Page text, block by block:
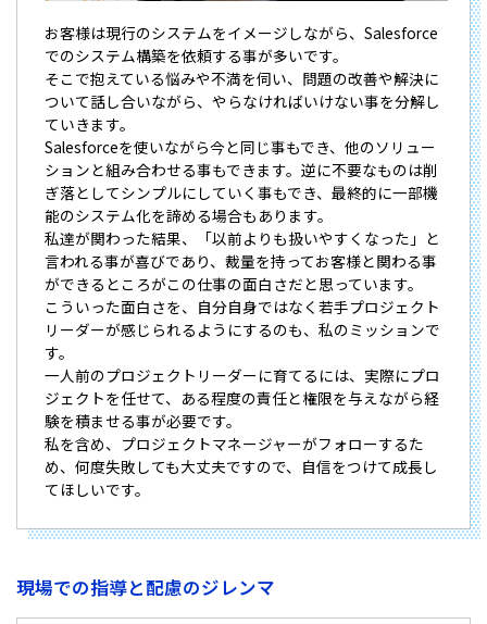
お客様は現行のシステムをイメージしながら、Salesforce
でのシステム構築を依頼する事が多いです。
そこで抱えている悩みや不満を伺い、問題の改善や解決に
ついて話し合いながら、やらなければいけない事を分解し
ていきます。
Salesforceを使いながら今と同じ事もでき、他のソリュー
ションと組み合わせる事もできます。逆に不要なものは削
ぎ落としてシンプルにしていく事もでき、最終的に一部機
能のシステム化を諦める場合もあります。
私達が関わった結果、「以前よりも扱いやすくなった」と
言われる事が喜びであり、裁量を持ってお客様と関わる事
ができるところがこの仕事の面白さだと思っています。
こういった面白さを、自分自身ではなく若手プロジェクト
リーダーが感じられるようにするのも、私のミッションで
す。
一人前のプロジェクトリーダーに育てるには、実際にプロ
ジェクトを任せて、ある程度の責任と権限を与えながら経
験を積ませる事が必要です。
私を含め、プロジェクトマネージャーがフォローするた
め、何度失敗しても大丈夫ですので、自信をつけて成長し
てほしいです。
現場での指導と配慮のジレンマ